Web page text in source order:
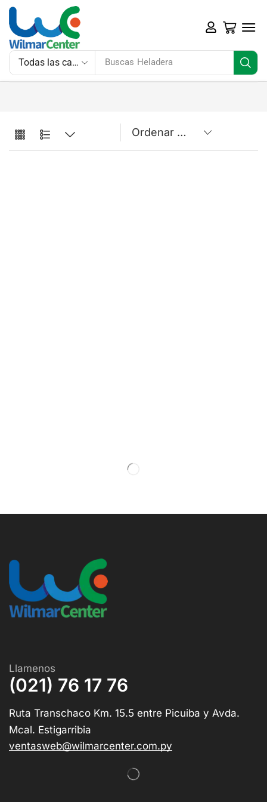
Buscas Heladera
Llamenos
(021) 76 17 76
Ruta Transchaco Km. 15.5 entre Picuiba y Avda.
Mcal. Estigarribia
ventasweb@wilmarcenter.com.py